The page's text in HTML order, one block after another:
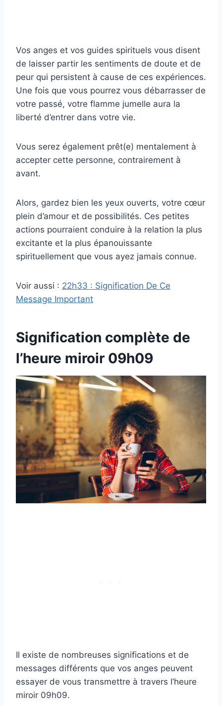
Vos anges et vos guides spirituels vous disent
de laisser partir les sentiments de doute et de
peur qui persistent à cause de ces expériences.
Une fois que vous pourrez vous débarrasser de
votre passé, votre flamme jumelle aura la
liberté d’entrer dans votre vie.
Vous serez également prêt(e) mentalement à
accepter cette personne, contrairement à
avant.
Alors, gardez bien les yeux ouverts, votre cœur
plein d’amour et de possibilités. Ces petites
actions pourraient conduire à la relation la plus
excitante et la plus épanouissante
spirituellement que vous ayez jamais connue.
Voir aussi : 22h33 : Signification De Ce
Message Important
Signification complète de
l’heure miroir 09h09
Il existe de nombreuses significations et de
messages différents que vos anges peuvent
essayer de vous transmettre à travers l’heure
miroir 09h09.